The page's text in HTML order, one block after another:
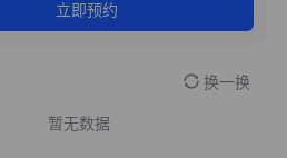
立即预约
换一换
暂无数据